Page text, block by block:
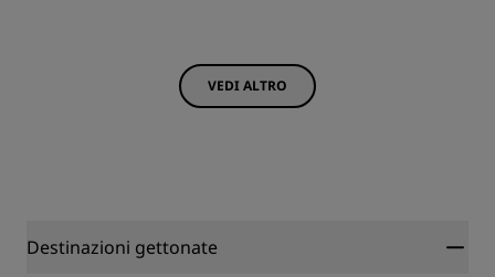
VEDI ALTRO
Destinazioni gettonate